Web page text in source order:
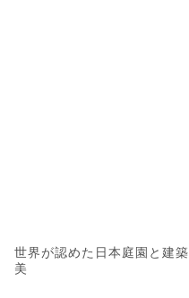
世界が認めた日本庭園と建築
美